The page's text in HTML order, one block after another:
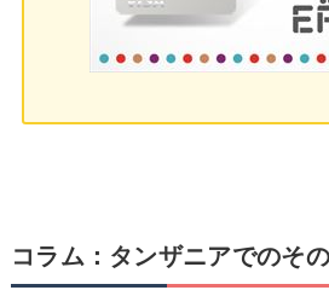
コラム：タンザニアでのそ